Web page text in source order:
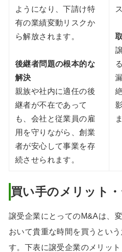
ようになり、下請け特
有の業績変動リスクか
ら解放されます。
後継者問題の根本的な
解決
親族や社内に適任の後
継者が不在であって
も、会社と従業員の雇
用を守りながら、創業
者が安心して事業を存
続させられます。
買い手のメリット
譲受企業にとってのM&Aは、
おいて貴重な時間を買うとい
す。下表に譲受企業のメリッ